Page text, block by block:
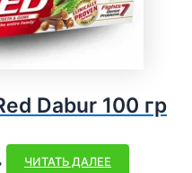
Dabur 100 гр
ЧИТАТЬ ДАЛЕЕ